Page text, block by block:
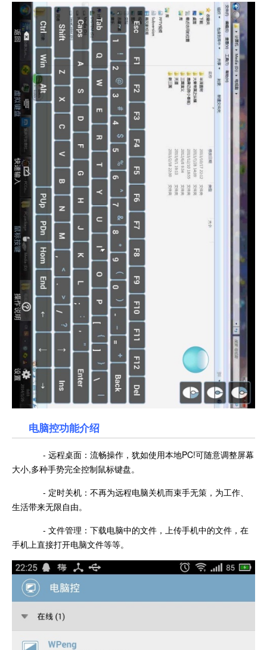
电脑控功能介绍
- 远程桌面：流畅操作，犹如使用本地PC!可随意调整屏幕
大小,多种手势完全控制鼠标键盘。
- 定时关机：不再为远程电脑关机而束手无策，为工作、
生活带来无限自由。
- 文件管理：下载电脑中的文件，上传手机中的文件，在
手机上直接打开电脑文件等等。